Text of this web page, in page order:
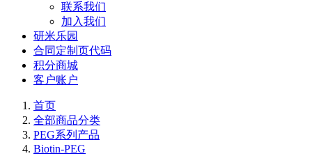
联系我们
加入我们
研米乐园
合同定制页代码
积分商城
客户账户
首页
全部商品分类
PEG系列产品
Biotin-PEG